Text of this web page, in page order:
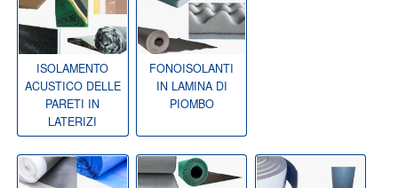
ISOLAMENTO
ACUSTICO DELLE
PARETI IN
LATERIZI
FONOISOLANTI
IN LAMINA DI
PIOMBO